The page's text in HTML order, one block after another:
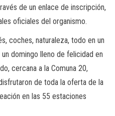
de un enlace de inscripción,
oficiales del organismo.
coches, naturaleza, todo en un
domingo lleno de felicidad en
cercana a la Comuna 20,
de toda la oferta de la
en las 55 estaciones